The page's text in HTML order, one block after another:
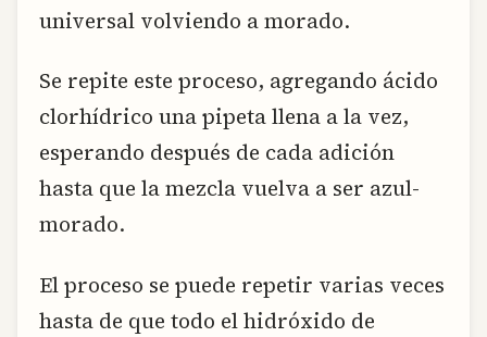
universal volviendo a morado.
Se repite este proceso, agregando ácido
clorhídrico una pipeta llena a la vez,
esperando después de cada adición
hasta que la mezcla vuelva a ser azul-
morado.
El proceso se puede repetir varias veces
hasta de que todo el hidróxido de